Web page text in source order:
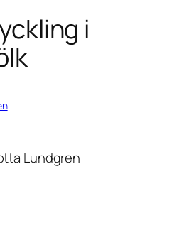
i
i
Lundgren